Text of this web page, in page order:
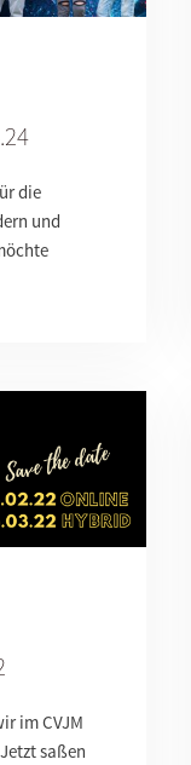
die
und
im CVJM
saßen